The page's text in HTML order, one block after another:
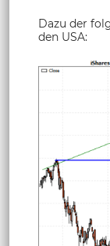
Dazu der
den USA: